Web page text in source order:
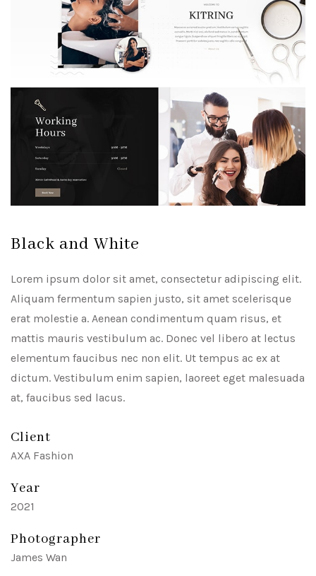
Black and White
Lorem ipsum dolor sit amet, consectetur adipiscing elit.
Aliquam fermentum sapien justo, sit amet scelerisque
erat molestie a. Aenean condimentum quam risus, et
mattis mauris vestibulum ac. Donec vel libero at lectus
elementum faucibus nec non elit. Ut tempus ac ex at
dictum. Vestibulum enim sapien, laoreet eget malesuada
at, faucibus sed lacus.
Client
AXA Fashion
Year
2021
Photographer
James Wan